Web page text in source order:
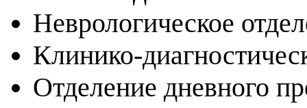
Неврологическое
Клинико-
Отделение дневного